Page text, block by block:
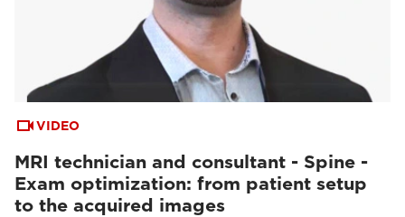
VIDEO
MRI technician and consultant - Spine -
Exam optimization: from patient setup
to the acquired images